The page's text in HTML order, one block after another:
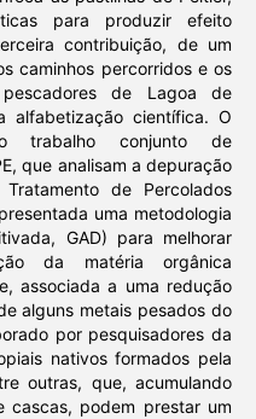
para produzir efeito
contribuição, de um
caminhos percorridos e os
de Lagoa de
alfabetização científica. O
trabalho conjunto de
que analisam a depuração
de Percolados
uma metodologia
GAD) para melhorar
da matéria orgânica
associada a uma redução
alguns metais pesados do
por pesquisadores da
nativos formados pela
outras, que, acumulando
cascas, podem prestar um